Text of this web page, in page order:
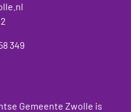
349
Gemeente Zwolle is